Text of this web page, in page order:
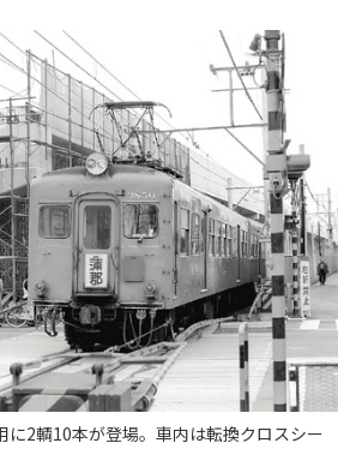
に2輌10本が登場。車内は転換クロスシー